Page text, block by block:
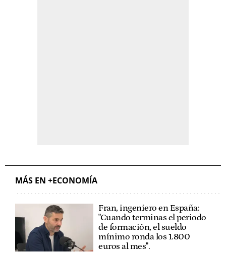
MÁS EN +ECONOMÍA
Fran, ingeniero en España:
"Cuando terminas el periodo
de formación, el sueldo
mínimo ronda los 1.800
euros al mes".